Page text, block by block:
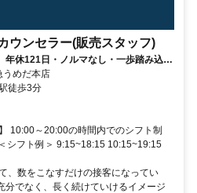
ウンセラー(販売スタッフ)
年休121日・ノルマなし・一歩踏み込ん
☆めだ本店
」駅徒歩3分
10:00～20:00の時間内でのシフト制
シフト例＞ 9:15~18:15 10:15~19:15
、数をこなすだけの接客になってい
分でなく、長く続けていけるイメージ